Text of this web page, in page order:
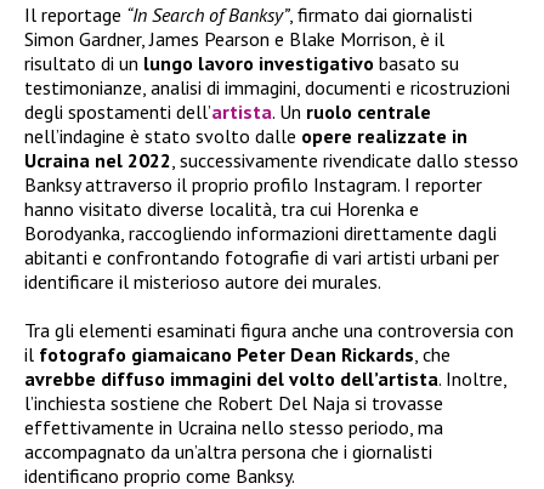
Il reportage “In Search of Banksy”, firmato dai giornalisti
Simon Gardner, James Pearson e Blake Morrison, è il
risultato di un lungo lavoro investigativo basato su
testimonianze, analisi di immagini, documenti e ricostruzioni
degli spostamenti dell’artista. Un ruolo centrale
nell’indagine è stato svolto dalle opere realizzate in
Ucraina nel 2022 , successivamente rivendicate dallo stesso
Banksy attraverso il proprio profilo Instagram. I reporter
hanno visitato diverse località, tra cui Horenka e
Borodyanka, raccogliendo informazioni direttamente dagli
abitanti e confrontando fotografie di vari artisti urbani per
identificare il misterioso autore dei murales.
Tra gli elementi esaminati figura anche una controversia con
il fotografo giamaicano Peter Dean Rickards , che
avrebbe diffuso immagini del volto dell’artista. Inoltre,
l’inchiesta sostiene che Robert Del Naja si trovasse
effettivamente in Ucraina nello stesso periodo, ma
accompagnato da un’altra persona che i giornalisti
identificano proprio come Banksy.